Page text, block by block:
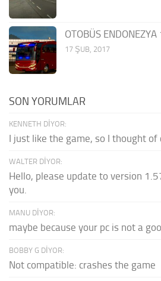
OTOBÜS
17 ŞUB, 2017
SON YORUMLAR
KENNETH DIYOR:
I just like the game, so I thought of
WALTER DIYOR:
Hello, please update to version
you.
MANU DIYOR:
maybe because your pc is not a
BOBBY G DIYOR:
Not compatible: crashes the game